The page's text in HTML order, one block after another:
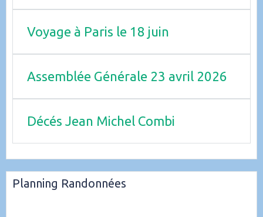
Voyage à Paris le 18 juin
Assemblée Générale 23 avril 2026
Décés Jean Michel Combi
Planning Randonnées